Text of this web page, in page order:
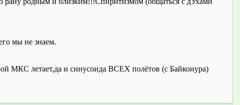
мы не знаем.
МКС летает,да и синусоида ВСЕХ полётов (с Байконура)